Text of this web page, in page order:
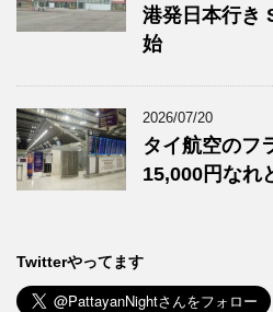
港発日本行き
始
2026/07/20
タイ航空のフ
15,000円なれ
Twitterやってます